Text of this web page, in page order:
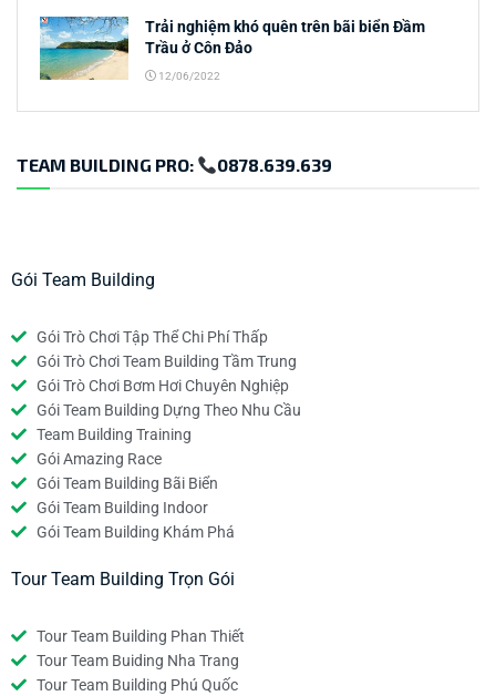
Trải nghiệm khó quên trên bãi biển Đầm
Trầu ở Côn Đảo
12/06/2022
TEAM BUILDING PRO: 0878.639.639
Gói Team Building
Gói Trò Chơi Tập Thể Chi Phí Thấp
Gói Trò Chơi Team Building Tầm Trung
Gói Trò Chơi Bơm Hơi Chuyên Nghiệp
Gói Team Building Dựng Theo Nhu Cầu
Team Building Training
Gói Amazing Race
Gói Team Building Bãi Biển
Gói Team Building Indoor
Gói Team Building Khám Phá
Tour Team Building Trọn Gói
Tour Team Building Phan Thiết
Tour Team Buiding Nha Trang
Tour Team Building Phú Quốc